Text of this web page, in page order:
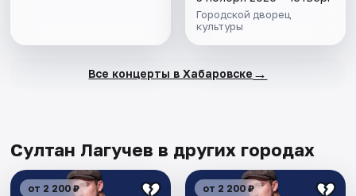
Городской дворец
культуры
Все концерты в Хабаровске →
Султан Лагучев в других городах
от 2 200 ₽ от 2 200 ₽